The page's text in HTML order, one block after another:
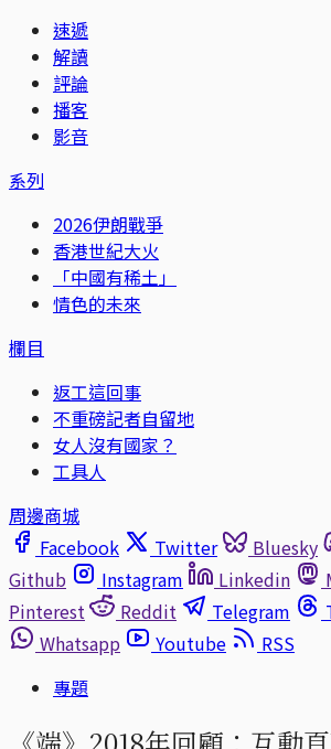
速遞
解讀
評論
播客
影音
系列
2026伊朗戰爭
香港世紀大火
「中國有稀土」
情色的未來
欄目
返工這回事
不重磅記者自留地
女人沒有國家？
工具人
周邊商城
Facebook
Twitter Bluesky
Github
Instagram Linkedin
Pinterest
Reddit Telegram
Whatsapp
Youtube
RSS
專題